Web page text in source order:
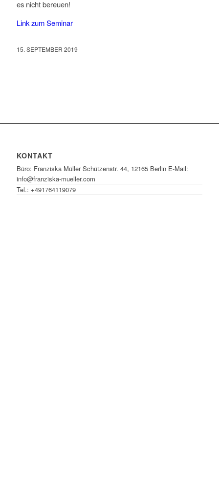
es nicht bereuen!
Link zum Seminar
15. SEPTEMBER 2019
KONTAKT
Büro: Franziska Müller Schützenstr. 44, 12165 Berlin E-Mail:
info@franziska-mueller.com
Tel.: +491764119079